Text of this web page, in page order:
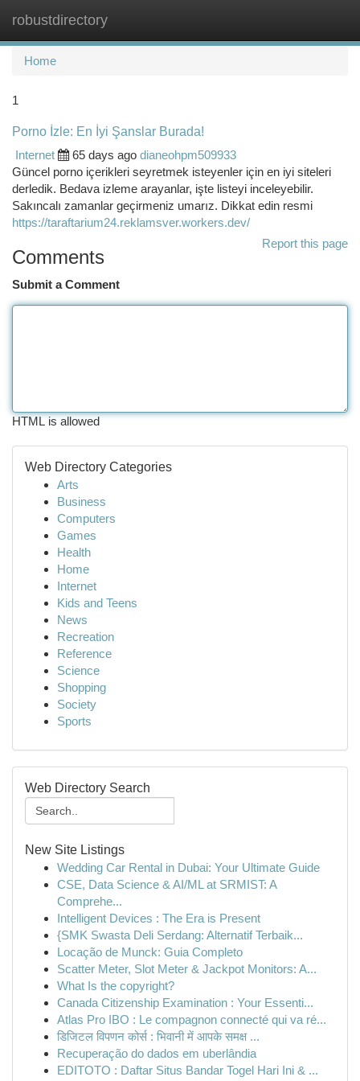
robustdirectory
Home
1
Porno İzle: En İyi Şanslar Burada!
Internet
65 days ago dianeohpm509933
Güncel porno içerikleri seyretmek isteyenler için en iyi siteleri
derledik. Bedava izleme arayanlar, işte listeyi inceleyebilir.
Sakıncalı zamanlar geçirmeniz umarız. Dikkat edin resmi
https://taraftarium24.reklamsver.workers.dev/
Report this page
Comments
Submit a Comment
HTML is allowed
Web Directory Categories
Arts
Business
Computers
Games
Health
Home
Internet
Kids and Teens
News
Recreation
Reference
Science
Shopping
Society
Sports
Web Directory Search
New Site Listings
Wedding Car Rental in Dubai: Your Ultimate Guide
CSE, Data Science & AI/ML at SRMIST: A
Comprehe...
Intelligent Devices : The Era is Present
{SMK Swasta Deli Serdang: Alternatif Terbaik...
Locação de Munck: Guia Completo
Scatter Meter, Slot Meter & Jackpot Monitors: A...
What Is the copyright?
Canada Citizenship Examination : Your Essenti...
Atlas Pro IBO : Le compagnon connecté qui va ré...
डिजिटल विपणन कोर्स : भिवानी में आपके समक्ष ...
Recuperação do dados em uberlândia
EDITOTO : Daftar Situs Bandar Togel Hari Ini & ...